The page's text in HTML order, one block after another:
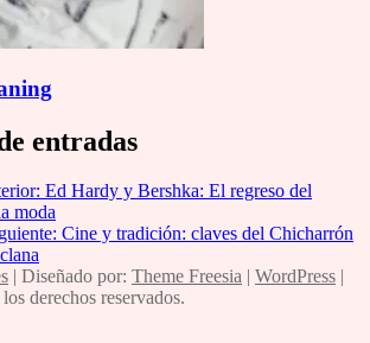
entradas
Ed Hardy y Bershka: El regreso del
moda
Cine y tradición: claves del Chicharrón
| Diseñado por: Theme Freesia | WordPress |
derechos reservados.